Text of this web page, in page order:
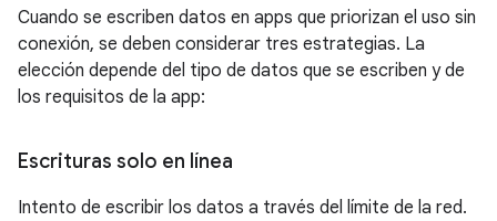
Cuando se escriben datos en apps que priorizan el uso sin
conexión, se deben considerar tres estrategias. La
elección depende del tipo de datos que se escriben y de
los requisitos de la app:
Escrituras solo en línea
Intento de escribir los datos a través del límite de la red.